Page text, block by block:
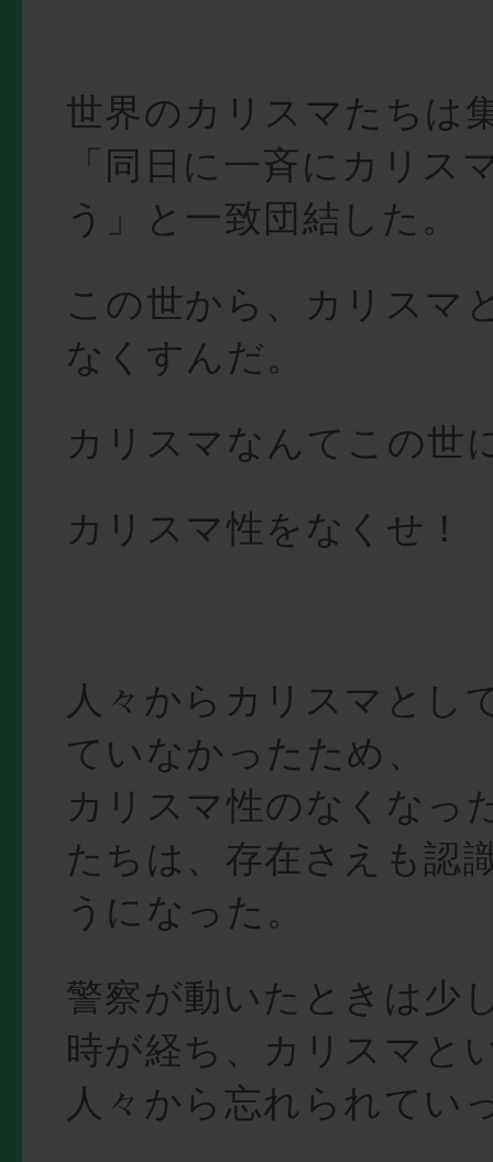
世界のカリスマたちは
「同日に一斉にカリス
う」と一致団結した。
この世から、カリスマ
なくすんだ。
カリスマなんてこの世
カリスマ性をなくせ！
人々からカリスマとし
ていなかったため、
カリスマ性のなくなっ
たちは、存在さえも認
うになった。
警察が動いたときは少
時が経ち、カリスマと
人々から忘れられてい